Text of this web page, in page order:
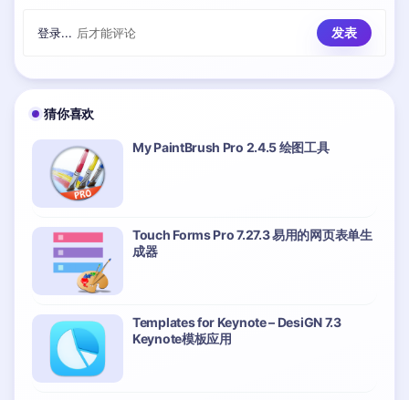
登录... 后才能评论
猜你喜欢
My PaintBrush Pro 2.4.5 绘图工具
Touch Forms Pro 7.27.3 易用的网页表单生
成器
Templates for Keynote – DesiGN 7.3
Keynote模板应用